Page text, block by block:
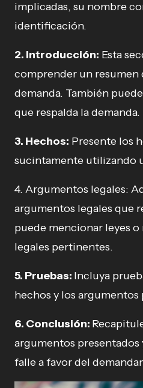
implicadas, su nombre
identificación.
2. Introducción: Esta
comprender un resumen
demanda. También
que respalda la demanda.
3. Hechos: Presente los
sucintamente utilizando
4. Argumentos legales:
argumentos legales que
puede mencionar leyes
legales pertinentes.
5. Pruebas: Incluya
hechos y los argumentos
6. Conclusión:
argumentos presentados
falle a favor del